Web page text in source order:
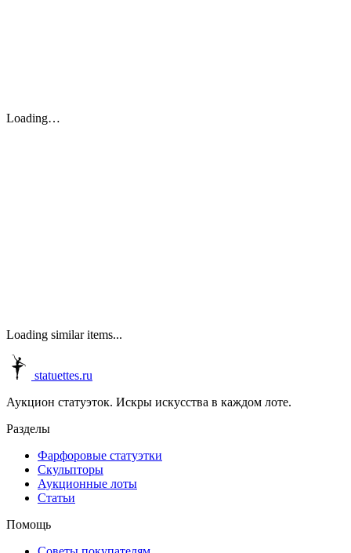
Loading…
Loading similar items...
statuettes.ru
Аукцион статуэток. Искры искусства в каждом лоте.
Разделы
Фарфоровые статуэтки
Скульпторы
Аукционные лоты
Статьи
Помощь